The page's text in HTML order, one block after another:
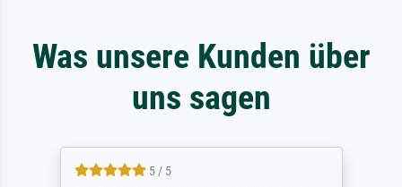
Was unsere Kunden über
uns sagen
5 / 5